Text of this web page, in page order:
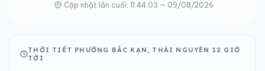
Cập nhật lần cuối: 11:44:03 — 09/08/2026
THỜI TIẾT PHƯỜNG BẮC KẠN, THÁI NGUYÊN 12 GIỜ
TỚI